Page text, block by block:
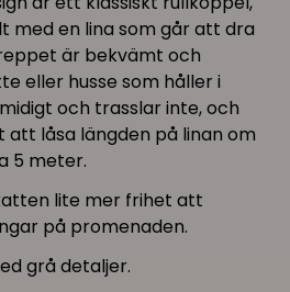
med en lina som går att dra
är bekvämt och
eller husse som håller i
och trasslar inte, och
låsa längden på linan om
5 meter.
lite mer frihet att
på promenaden.
grå detaljer.